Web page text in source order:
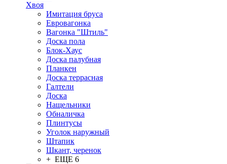
Хвоя
Имитация бруса
Евровагонка
Вагонка "Штиль"
Доска пола
Блок-Хаус
Доска палубная
Планкен
Доска террасная
Галтели
Доска
Нащельники
Обналичка
Плинтусы
Уголок наружный
Штапик
Шкант, черенок
+ ЕЩЕ 6